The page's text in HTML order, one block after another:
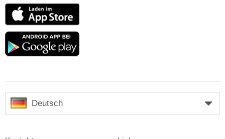
App
Store
Google
Deutsch